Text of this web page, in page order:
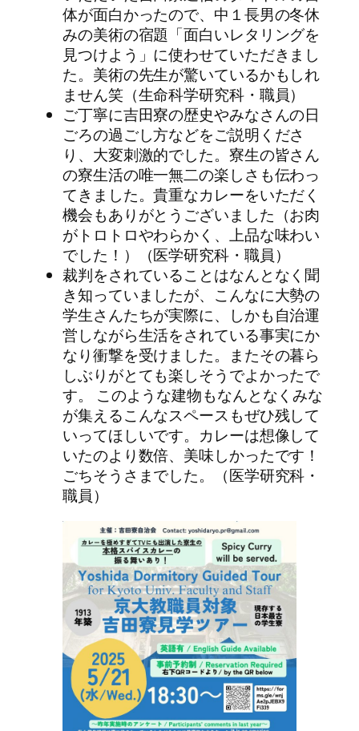
体が面白かったので、中１長男の冬休
みの美術の宿題「面白いレタリングを
見つけよう」に使わせていただきまし
た。美術の先生が驚いているかもしれ
ません笑（生命科学研究科・職員）
ご丁寧に吉田寮の歴史やみなさんの日
ごろの過ごし方などをご説明くださ
り、大変刺激的でした。寮生の皆さん
の寮生活の唯一無二の楽しさも伝わっ
てきました。貴重なカレーをいただく
機会もありがとうございました（お肉
がトロトロやわらかく、上品な味わい
でした！）（医学研究科・職員）
裁判をされていることはなんとなく聞
き知っていましたが、こんなに大勢の
学生さんたちが実際に、しかも自治運
営しながら生活をされている事実にか
なり衝撃を受けました。またその暮ら
しぶりがとても楽しそうでよかったで
す。 このような建物もなんとなくみな
が集えるこんなスペースもぜひ残して
いってほしいです。カレーは想像して
いたのより数倍、美味しかったです！
ごちそうさまでした。（医学研究科・
職員）